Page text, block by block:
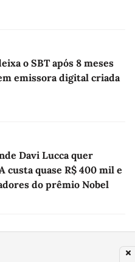
o SBT após 8 meses
emissora digital criada
Davi Lucca quer
custa quase R$ 400 mil e
do prêmio Nobel